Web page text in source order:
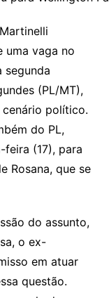
dI
n
Cl
s
sr
o
o
m
e
uma vaga no
segunda
(PL/MT),
político.
do PL,
feira (17), para
Rosana, que se
do assunto,
o ex-
em atuar
questão.